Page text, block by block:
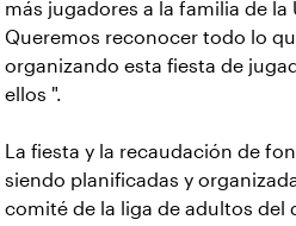
más jugadores a la familia de la
Queremos reconocer todo lo
organizando esta fiesta de
ellos ".
La fiesta y la recaudación de
siendo planificadas y
comité de la liga de adultos del